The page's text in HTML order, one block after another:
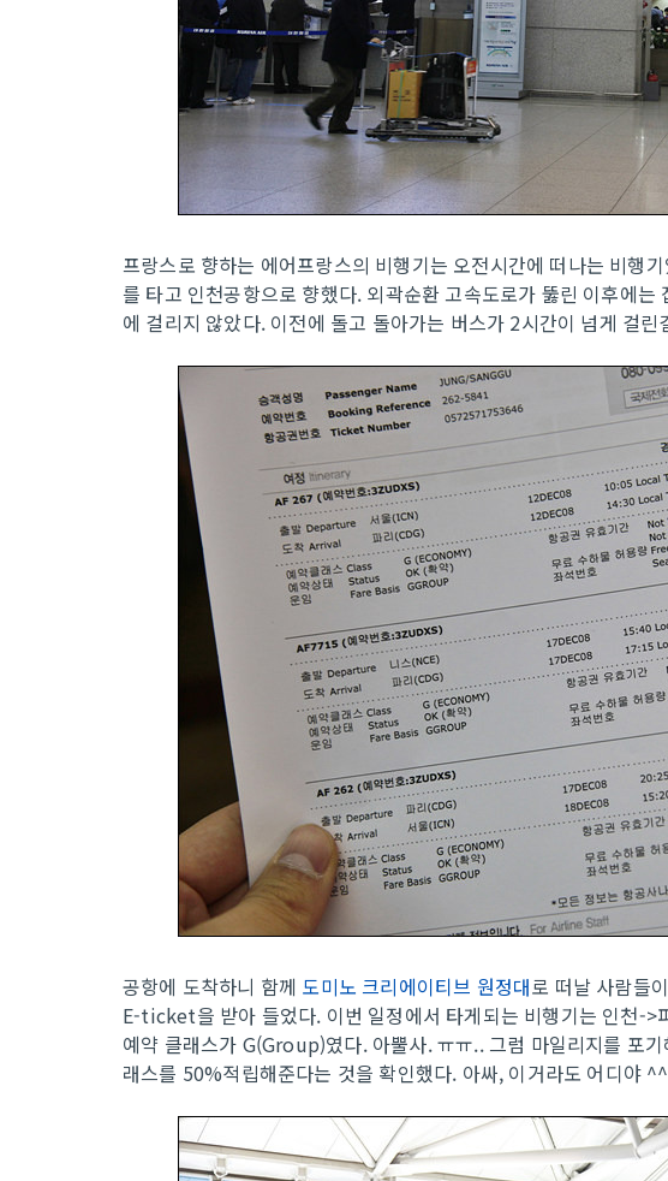
프랑스로 향하는 에어프랑스의 비행기는 오전시간에 떠나는 비행
를 타고 인천공항으로 향했다. 외곽순환 고속도로가 뚫린 이후에
에 걸리지 않았다. 이전에 돌고 돌아가는 버스가 2시간이 넘게 걸
공항에 도착하니 함께 도미노 크리에이티브 원정대로 떠날 사람들
E-ticket을 받아 들었다. 이번 일정에서 타게되는 비행기는 인천-
예약 클래스가 G(Group)였다. 아뿔사. ㅠㅠ.. 그럼 마일리지를 포
래스를 50%적립해준다는 것을 확인했다. 아싸, 이거라도 어디야